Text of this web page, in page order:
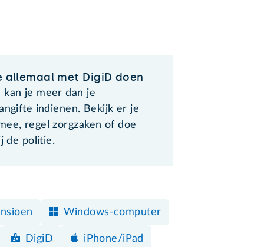
allemaal met DigiD doen
je meer dan je
indienen. Bekijk er je
regel zorgzaken of doe
de politie.
Windows-computer
DigiD iPhone/iPad